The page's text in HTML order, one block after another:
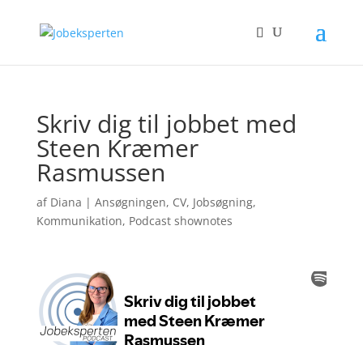
Skriv dig til jobbet med
Steen Kræmer
Rasmussen
af Diana | Ansøgningen, CV, Jobsøgning,
Kommunikation, Podcast shownotes